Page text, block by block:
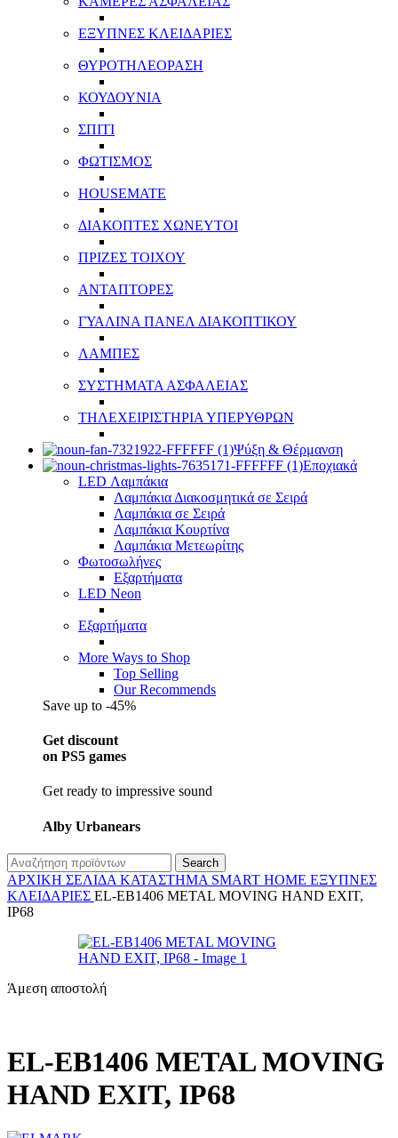
ΕΞΥΠΝΕΣ ΚΛΕΙΔΑΡΙΕΣ
ΘΥΡΟΤΗΛΕΟΡΑΣΗ
ΚΟΥΔΟΥΝΙΑ
ΣΠΙΤΙ
ΦΩΤΙΣΜΟΣ
HOUSEMATE
ΔΙΑΚΟΠΤΕΣ ΧΩΝΕΥΤΟΙ
ΠΡΙΖΕΣ ΤΟΙΧΟΥ
ΑΝΤΑΠΤΟΡΕΣ
ΓΥΑΛΙΝΑ ΠΑΝΕΛ ΔΙΑΚΟΠΤΙΚΟΥ
ΛΑΜΠΕΣ
ΣΥΣΤΗΜΑΤΑ ΑΣΦΑΛΕΙΑΣ
ΤΗΛΕΧΕΙΡΙΣΤΗΡΙΑ ΥΠΕΡΥΘΡΩΝ
Ψύξη & Θέρμανση
Εποχιακά
LED Λαμπάκια
Λαμπάκια Διακοσμητικά σε Σειρά
Λαμπάκια σε Σειρά
Λαμπάκια Κουρτίνα
Λαμπάκια Μετεωρίτης
Φωτοσωλήνες
Εξαρτήματα
LED Neon
Εξαρτήματα
More Ways to Shop
Top Selling
Our Recommends
Save up to -45%
Get discount
on PS5 games
Get ready to impressive sound
Alby Urbanears
Search
ΑΡΧΙΚΉ ΣΕΛΊΔΑ ΚΑΤΆΣΤΗΜΑ SMART HOME ΈΞΥΠΝΕΣ
ΚΛΕΙΔΑΡΙΈΣ EL-EB1406 METAL MOVING HAND EXIT,
IP68
Άμεση αποστολή
EL-EB1406 METAL MOVING
HAND EXIT, IP68